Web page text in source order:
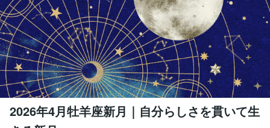
2026年4月牡羊座新月｜自分らしさを貫いて生